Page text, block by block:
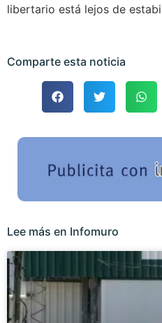
libertario está lejos de
Comparte esta noticia
Lee más en Infomuro